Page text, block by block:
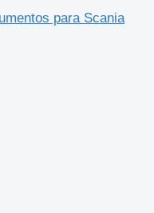
para Scania